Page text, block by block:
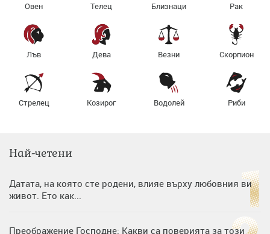
Овен Телец Близнаци Рак
Лъв Дева Везни Скорпион
Стрелец Козирог Водолей Риби
Най-четени
Датата, на която сте родени, влияе върху любовния ви
живот. Ето как...
Преображение Господне: Какви са поверията за този